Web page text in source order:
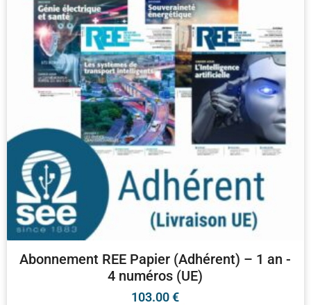
Abonnement REE Papier (Adhérent) – 1 an -
4 numéros (UE)
103.00€